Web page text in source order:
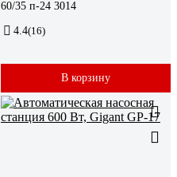
60/35 п-24 3014
4.4(16)
В корзину